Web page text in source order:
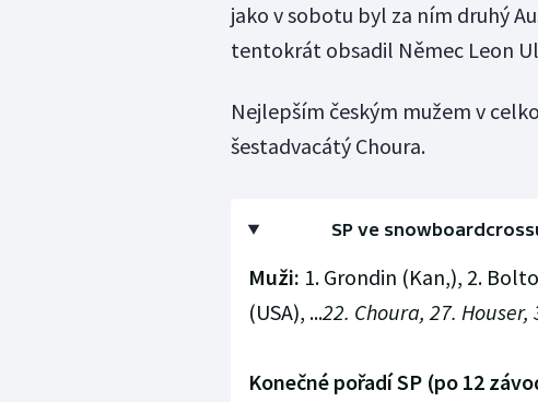
jako v sobotu byl za ním druhý
tentokrát obsadil Němec Leon
Nejlepším českým mužem v
šestadvacátý Choura.
SP ve
Muži: 1. Grondin (Kan,), 2.
(USA), ...22. Choura, 27.
Konečné pořadí SP (po 12